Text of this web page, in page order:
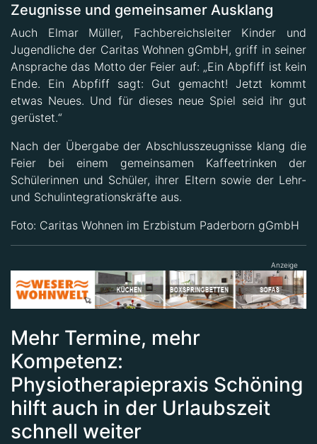
Zeugnisse und gemeinsamer Ausklang
Auch Elmar Müller, Fachbereichsleiter Kinder und
Jugendliche der Caritas Wohnen gGmbH, griff in seiner
Ansprache das Motto der Feier auf: „Ein Abpfiff ist kein
Ende. Ein Abpfiff sagt: Gut gemacht! Jetzt kommt
etwas Neues. Und für dieses neue Spiel seid ihr gut
gerüstet.“
Nach der Übergabe der Abschlusszeugnisse klang die
Feier bei einem gemeinsamen Kaffeetrinken der
Schülerinnen und Schüler, ihrer Eltern sowie der Lehr-
und Schulintegrationskräfte aus.
Foto: Caritas Wohnen im Erzbistum Paderborn gGmbH
Anzeige
Mehr Termine, mehr
Kompetenz:
Physiotherapiepraxis Schöning
hilft auch in der Urlaubszeit
schnell weiter